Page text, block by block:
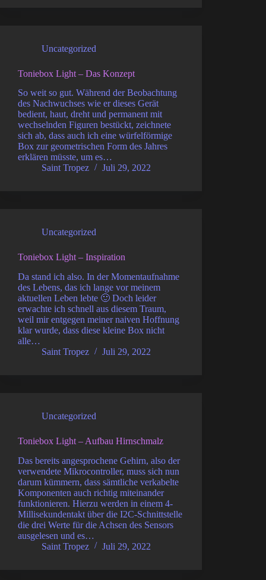
Uncategorized
Toniebox Light – Das Konzept
So weit so gut. Während der Beobachtung
des Nachwuchses wie er dieses Gerät
bedient, haut, dreht und permanent mit
wechselnden Figuren bestückt, zeichnete
sich ab, dass auch ich eine würfelförmige
Box zur geometrischen Form des Jahres
erklären müsste, um es…
Saint Tropez
Juli 29, 2022
Uncategorized
Toniebox Light – Inspiration
Da stand ich also. In der Momentaufnahme
des Lebens, das ich lange vor meinem
aktuellen Leben lebte 🙂 Doch leider
erwachte ich schnell aus diesem Traum,
weil mir entgegen meiner naiven Hoffnung
klar wurde, dass diese kleine Box nicht
alle…
Saint Tropez
Juli 29, 2022
Uncategorized
Toniebox Light – Aufbau Hirnschmalz
Das bereits angesprochene Gehirn, also der
verwendete Mikrocontroller, muss sich nun
darum kümmern, dass sämtliche verkabelte
Komponenten auch richtig miteinander
funktionieren. Hierzu werden in einem 4-
Millisekundentakt über die I2C-Schnittstelle
die drei Werte für die Achsen des Sensors
ausgelesen und es…
Saint Tropez
Juli 29, 2022